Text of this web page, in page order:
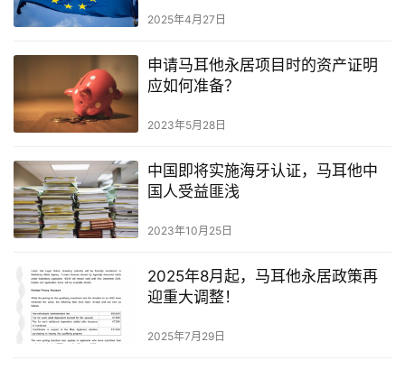
2025年4月27日
申请马耳他永居项目时的资产证明
应如何准备？
2023年5月28日
中国即将实施海牙认证，马耳他中
国人受益匪浅
2023年10月25日
2025年8月起，马耳他永居政策再
迎重大调整！
2025年7月29日